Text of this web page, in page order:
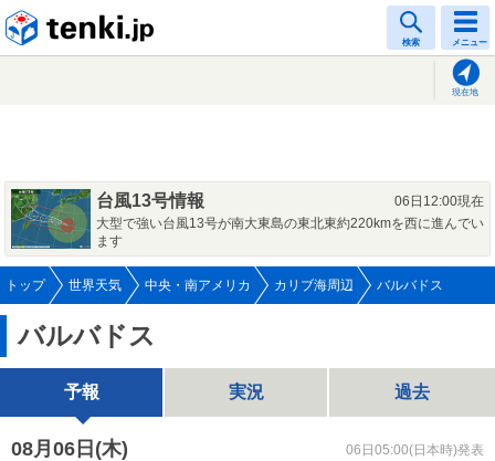
検索 メニュー
現在地
台風13号情報
06日12:00現在
大型で強い台風13号が南大東島の東北東約220kmを西に進んでい
ます
トップ 世界天気 中央・南アメリカ カリブ海周辺 バルバドス
バルバドス
予報 実況 過去
08月06日(木) 06日05:00(日本時)発表